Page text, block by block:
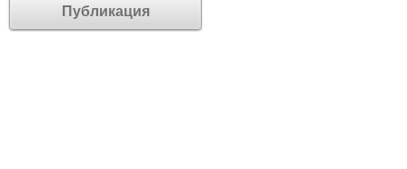
Публикация